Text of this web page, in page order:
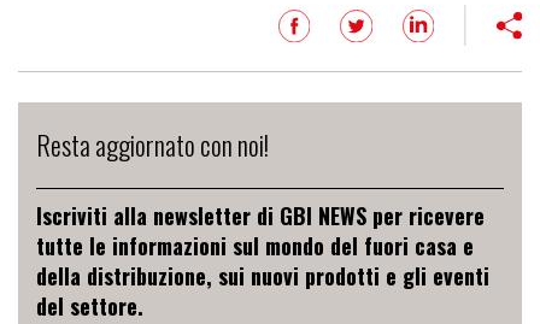
Resta aggiornato con noi!
Iscriviti alla newsletter di GBI NEWS per ricevere
tutte le informazioni sul mondo del fuori casa e
della distribuzione, sui nuovi prodotti e gli eventi
del settore.